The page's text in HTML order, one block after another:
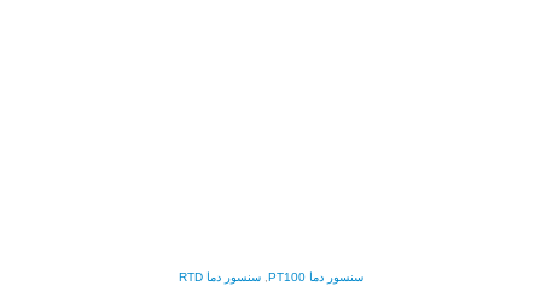
سنسور دما PT100 ,سنسور دما RTD